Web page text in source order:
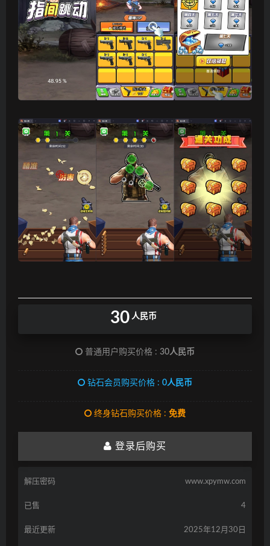
30 人民币
普通用户购买价格 : 30人民币
钻石会员购买价格 : 0人民币
终身钻石购买价格 : 免费
登录后购买
解压密码 www.xpymw.com
已售 4
最近更新 2025年12月30日